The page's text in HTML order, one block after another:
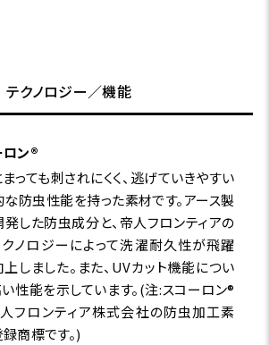
テクノロジー／機能
ン®
っても刺されにくく、逃げていきやすい
防虫性能を持った素材です。アース製
した防虫成分と、帝人フロンティアの
クノロジーによって洗濯耐久性が飛躍
しました。また、UVカット機能につい
性能を示しています。(注:スコーロン®
人フロンティア株式会社の防虫加工素
商標です。)